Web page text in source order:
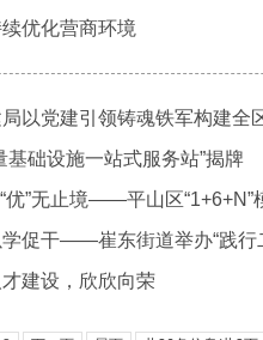
优化营商环境
以党建引领铸魂铁军构建全
基础设施一站式服务站”揭牌
“优”无止境——平山区
学促干——崔东街道举办“践行
建设，欣欣向荣